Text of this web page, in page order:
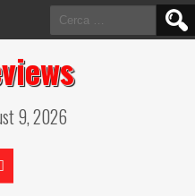
Ricerca
per:
9, 2026